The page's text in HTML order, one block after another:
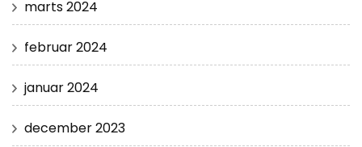
marts 2024
februar 2024
januar 2024
december 2023